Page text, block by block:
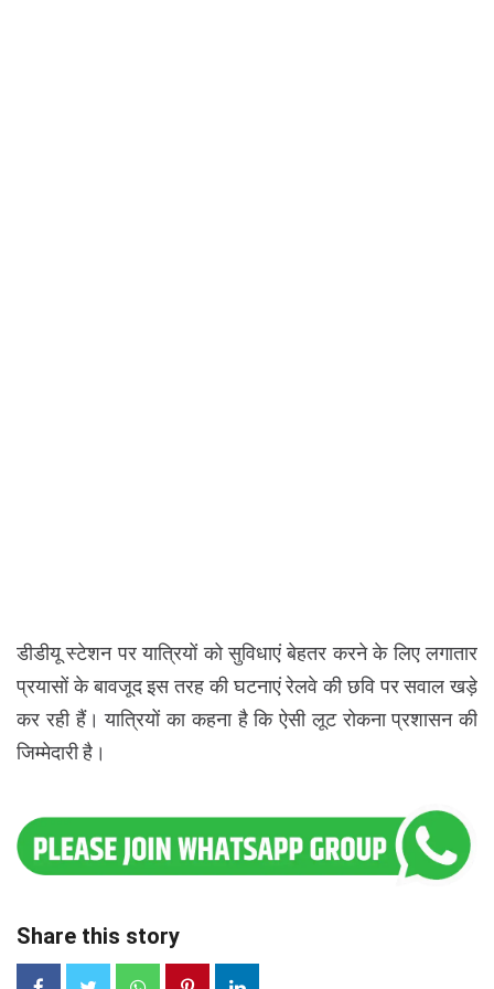
डीडीयू स्टेशन पर यात्रियों को सुविधाएं बेहतर करने के लिए लगातार
प्रयासों के बावजूद इस तरह की घटनाएं रेलवे की छवि पर सवाल खड़े
कर रही हैं। यात्रियों का कहना है कि ऐसी लूट रोकना प्रशासन की
जिम्मेदारी है।
Share this story